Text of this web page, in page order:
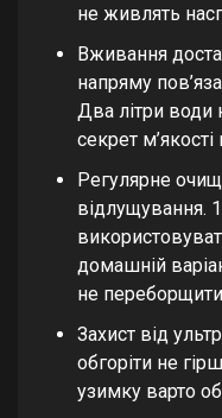
не живлять
Вживання
напряму
Два літри води
секрет м’якості
Регулярне
відлущування.
домашній
не
Захист від
обгоріти не
узимку варто